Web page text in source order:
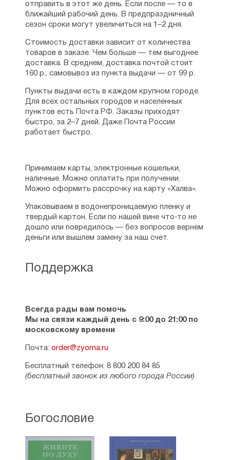
во Французском сопротивлении, работает
врачом в антифашистском подполье.
В 1939 году принял постриг в монахи
Антония Киево-Печерского. После войны
рукоположен в иеромонахи. Исполняет
обязанности настоятеля храма святого
апостола Филиппа и преподобного Сергия
игумена, через два года — в сан
архимандрита. В этом же году принимает
должность настоятеля храма Успения
Божией Матери и Всех Святых в Лондоне,
где и несет служение до самой кончины.
в сан архиепископа Сурожской епархии,
которая была вновь образована
на Британский островах. В 1966 году
времени и до 1974 года митрополит
Антоний Сурожский исполнял обязанности
Патриаршего Экзарха в Западной Европе.
духовного наследия митрополита.
хорошо, скудно, неинтересно, его толком
не слушали. Тогда ему был дан совет,
говорить своими словами. И так
распространяться не только в пределах
беседы митрополита Антония Сурожского
очень любили и любят в России.
они показывают всё великолепие
Помимо этого, очень часто в своих
Поддержка
Всегда рады вам помочь
Мы на связи каждый день с 9:00 до 21:00 по
московскому времени
Почта: order@zyorna.ru
Бесплатный телефон: 8 800 200 84 85
(бесплатный звонок из любого города России)
отправить в этот же день. Если после — то в
ближайший рабочий день. В предпраздничный
сезон сроки могут увеличиться на 1–2 дня.
Стоимость доставки зависит от количества
товаров в заказе. Чем больше — тем выгоднее
доставка. В среднем, доставка почтой стоит
160 р., самовывоз из пункта выдачи — от 99 р.
Пункты выдачи есть в каждом крупном городе.
Для всех остальных городов и населенных
пунктов есть Почта РФ. Заказы приходят
быстро, за 2–7 дней. Даже Почта России
работает быстро.
Принимаем карты, электронные кошельки,
наличные. Можно оплатить при получении.
Можно оформить рассрочку на карту «Халва».
Упаковываем в водонепроницаемую пленку и
твердый картон. Если по нашей вине что-то не
дошло или повредилось — без вопросов вернем
деньги или вышлем замену за наш счет.
Богословие